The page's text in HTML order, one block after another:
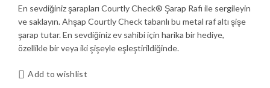
En sevdiğiniz şarapları Courtly Check® Şarap Rafı ile sergileyin
ve saklayın. Ahşap Courtly Check tabanlı bu metal raf altı şişe
şarap tutar. En sevdiğiniz ev sahibi için harika bir hediye,
özellikle bir veya iki şişeyle eşleştirildiğinde.
Add to wishlist